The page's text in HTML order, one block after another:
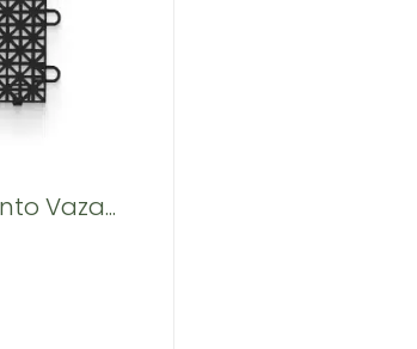
Vaza...